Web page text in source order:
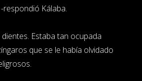
Kálaba.
Estaba tan ocupada
que se le había olvidado